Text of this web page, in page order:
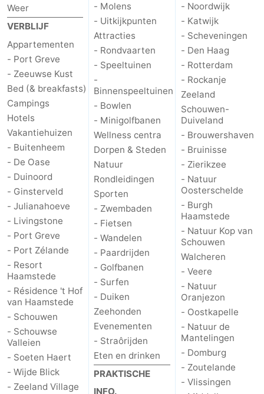
Weer
VERBLIJF
Appartementen
- Port Greve
- Zeeuwse Kust
Bed (& breakfasts)
Campings
Hotels
Vakantiehuizen
- Buitenheem
- De Oase
- Duinoord
- Ginsterveld
- Julianahoeve
- Livingstone
- Port Greve
- Port Zélande
- Resort
Haamstede
- Résidence 't Hof
van Haamstede
- Schouwen
- Schouwse
Valleien
- Soeten Haert
- Wijde Blick
- Zeeland Village
- Molens
- Uitkijkpunten
Attracties
- Rondvaarten
- Speeltuinen
-
Binnenspeeltuinen
- Bowlen
- Minigolfbanen
Wellness centra
Dorpen & Steden
Natuur
Rondleidingen
Sporten
- Zwembaden
- Fietsen
- Wandelen
- Paardrijden
- Golfbanen
- Surfen
- Duiken
Zeehonden
Evenementen
- Straôrijden
Eten en drinken
PRAKTISCHE
INFO.
- Noordwijk
- Katwijk
- Scheveningen
- Den Haag
- Rotterdam
- Rockanje
Zeeland
Schouwen-
Duiveland
- Brouwershaven
- Bruinisse
- Zierikzee
- Natuur
Oosterschelde
- Burgh
Haamstede
- Natuur Kop van
Schouwen
Walcheren
- Veere
- Natuur
Oranjezon
- Oostkapelle
- Natuur de
Mantelingen
- Domburg
- Zoutelande
- Vlissingen